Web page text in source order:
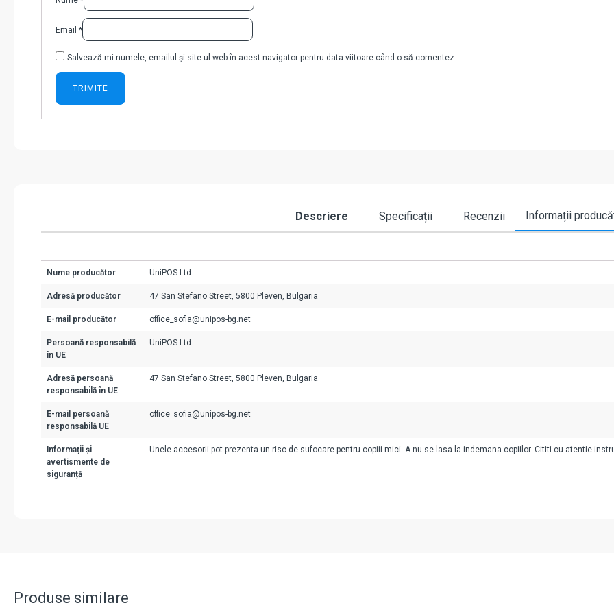
Email *
Salvează-mi numele, emailul și site-ul web în acest navigator pentru data viitoare când o să comentez.
Descriere Specificații Recenzii Informații
Nume producător UniPOS Ltd.
Adresă producător 47 San Stefano Street, 5800 Pleven, Bulgaria
E-mail producător office_sofia@unipos-bg.net
Persoană responsabilă
în UE
UniPOS Ltd.
Adresă persoană
responsabilă în UE
47 San Stefano Street, 5800 Pleven, Bulgaria
E-mail persoană
responsabilă UE
office_sofia@unipos-bg.net
Informații și
avertismente de
siguranță
Unele accesorii pot prezenta un risc de sufocare pentru copiii mici. A nu se lasa la indemana copiilor. Cititi cu atentie
Produse similare